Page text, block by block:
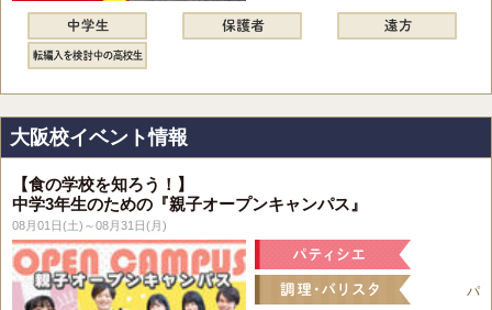
大阪校イベント情報
【食の学校を知ろう！】
中学3年生のための『親子オープンキャンパス』
08月01日(土)～08月31日(月)
パ